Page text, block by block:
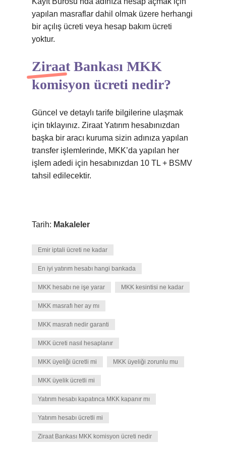
yapılan masraflar dahil olmak üzere herhangi
bir açılış ücreti veya hesap bakım ücreti
yoktur.
Ziraat Bankası MKK
komisyon ücreti nedir?
Güncel ve detaylı tarife bilgilerine ulaşmak
için tıklayınız. Ziraat Yatırım hesabınızdan
başka bir aracı kuruma sizin adınıza yapılan
transfer işlemlerinde, MKK’da yapılan her
işlem adedi için hesabınızdan 10 TL + BSMV
tahsil edilecektir.
Tarih: Makaleler
Emir iptali ücreti ne kadar
En iyi yatırım hesabı hangi bankada
MKK hesabı ne işe yarar MKK kesintisi ne kadar
MKK masrafı her ay mı
MKK masrafı nedir garanti
MKK ücreti nasıl hesaplanır
MKK üyeliği ücretli mi MKK üyeliği zorunlu mu
MKK üyelik ücretli mi
Yatırım hesabı kapatınca MKK kapanır mı
Yatırım hesabı ücretli mi
Ziraat Bankası MKK komisyon ücreti nedir